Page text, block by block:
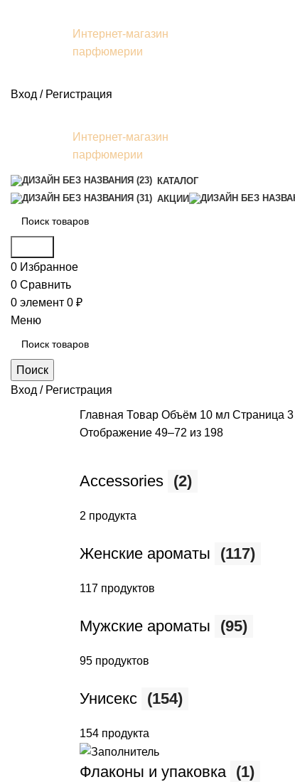
Интернет-магазин
парфюмерии
Вход / Регистрация
Интернет-магазин
парфюмерии
КАТАЛОГ
АКЦИИ
0 Избранное
0 Сравнить
0 элемент 0 ₽
Меню
Поиск
Вход / Регистрация
Главная Товар Объём 10 мл Страница 3
Отображение 49–72 из 198
Accessories (2)
2 продукта
Женские ароматы (117)
117 продуктов
Мужские ароматы (95)
95 продуктов
Унисекс (154)
154 продукта
Флаконы и упаковка (1)